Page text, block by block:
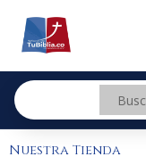
contenido
Nuestra Tienda